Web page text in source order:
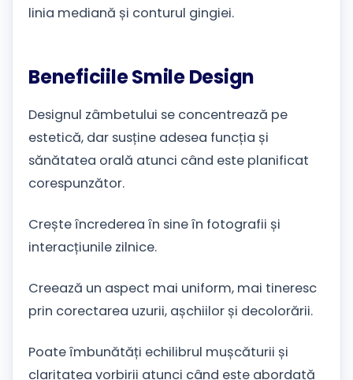
linia mediană și conturul gingiei.
Beneficiile Smile Design
Designul zâmbetului se concentrează pe
estetică, dar susține adesea funcția și
sănătatea orală atunci când este planificat
corespunzător.
Crește încrederea în sine în fotografii și
interacțiunile zilnice.
Creează un aspect mai uniform, mai tineresc
prin corectarea uzurii, așchiilor și decolorării.
Poate îmbunătăți echilibrul mușcăturii și
claritatea vorbirii atunci când este abordată